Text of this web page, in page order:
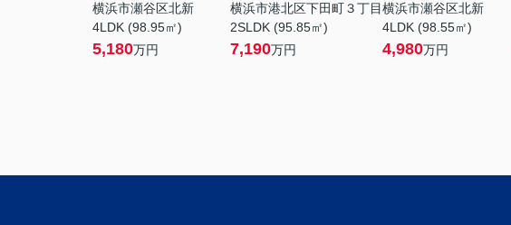
横浜市瀬谷区北新
4LDK (98.95㎡)
5,180万円
横浜市港北区下田町３丁目
2SLDK (95.85㎡)
7,190万円
横浜市瀬谷区北新
4LDK (98.55㎡)
4,980万円